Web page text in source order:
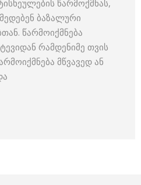
წარმოქმნას,
ბაზალური
წარმოიქმნება
რამდენიმე თვის
მწვავედ ან